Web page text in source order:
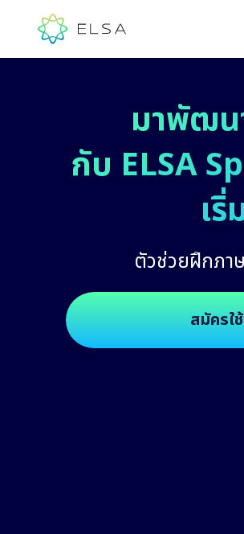
มาพัฒน
กับ ELSA
เ
ตัวช่วยฝึกภา
สมัครใ